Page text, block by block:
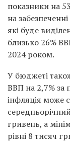
показники на
на
які буде
близько 26%
2024 роком.
У бюджеті
ВВП на 2,7% за
інфляція може
гривень, а
рівні 8 тисяч